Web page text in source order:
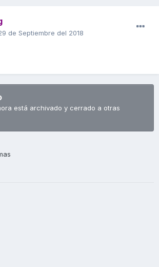
de Septiembre del 2018
está archivado y cerrado a otras